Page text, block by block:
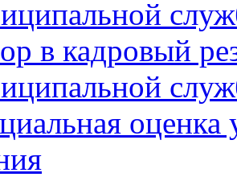
в кадровый
оценка